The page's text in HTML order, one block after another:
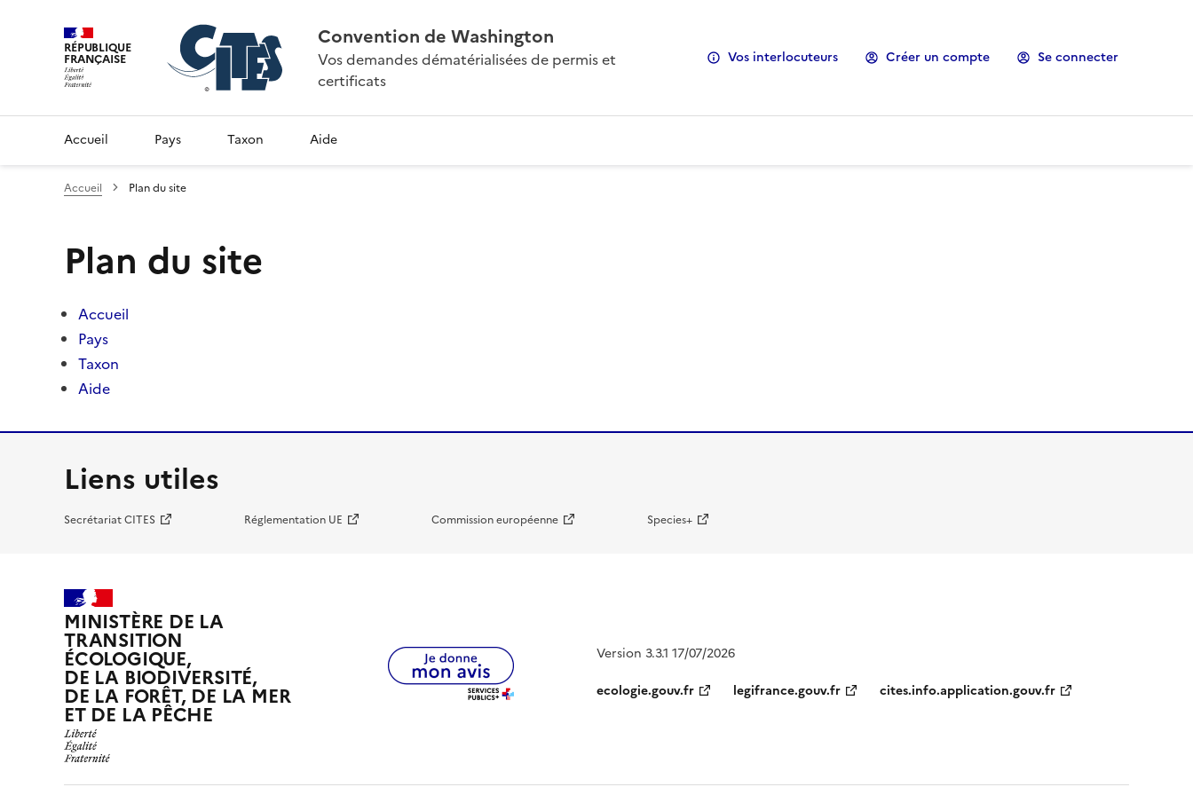
RÉPUBLIQUE
FRANÇAISE
Convention de Washington
Vos demandes dématérialisées de permis et
certificats
Vos interlocuteurs Créer un compte Se connecter
Accueil Pays Taxon Aide
Accueil Plan du site
Plan du site
Accueil
Pays
Taxon
Aide
Liens utiles
Secrétariat CITES Réglementation UE Commission européenne Species+
MINISTÈRE DE LA
TRANSITION
ÉCOLOGIQUE,
DE LA BIODIVERSITÉ,
DE LA FORÊT, DE LA MER
ET DE LA PÊCHE
Version 3.3.1 17/07/2026
ecologie.gouv.fr
legifrance.gouv.fr cites.info.application.gouv.fr